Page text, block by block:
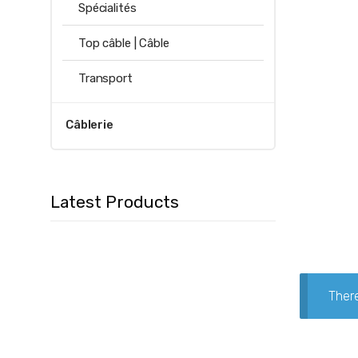
Spécialités
Top câble | Câble
Transport
Câblerie
Latest Products